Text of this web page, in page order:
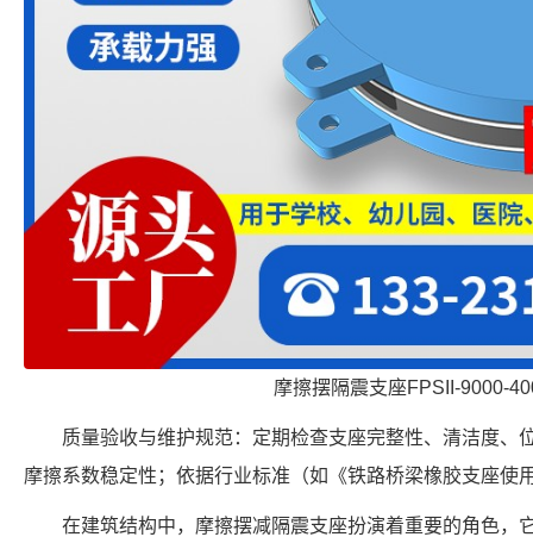
摩擦摆隔震支座FPSII-9000-
质量验收与维护规范：定期检查支座完整性、清洁度、
摩擦系数稳定性；依据行业标准（如《铁路桥梁橡胶支座使
在建筑结构中，摩擦摆减隔震支座扮演着重要的角色，